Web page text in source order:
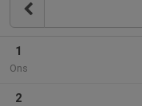
1
Ons
2